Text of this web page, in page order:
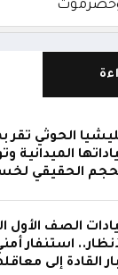
معسكرين
الجوية تُسقط
مأرب
الجريمة.. وتؤكد
الحوثي تقر
الميدانية
الحقيقي
الصف الأول
استنفار
القادة إلى